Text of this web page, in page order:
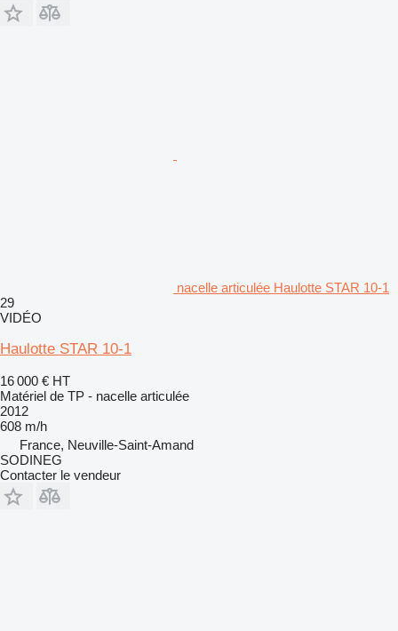
nacelle articulée Haulotte STAR 10-1
29
VIDÉO
Haulotte STAR 10-1
16 000 € HT
Matériel de TP - nacelle articulée
2012
608 m/h
France, Neuville-Saint-Amand
SODINEG
Contacter le vendeur